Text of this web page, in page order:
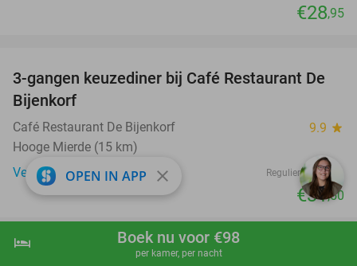
shopping_cart Boek nu
hotel Boek nu voor €98
per kamer, per nacht
€28,95
30%
3-gangen keuzediner bij Café Restaurant De
Bijenkorf
Café Restaurant De Bijenkorf 9.9 star
Hooge Mierde (15 km)
Verkocht: 362
Regulier €45
€31,50
OPEN IN APP close